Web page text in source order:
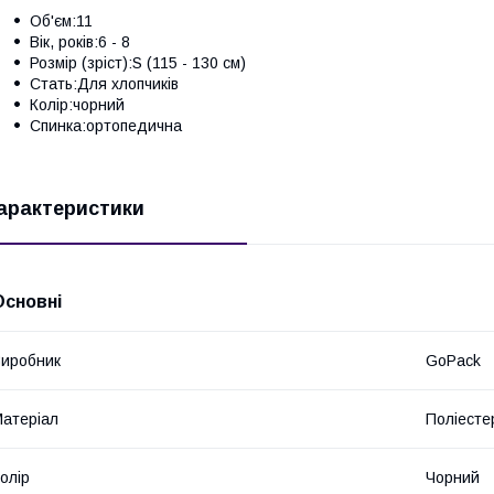
Об'єм:11
Вік, років:6 - 8
Розмір (зріст):S (115 - 130 см)
Стать:Для хлопчиків
Колір:чорний
Спинка:ортопедична
GoPack
Чорний